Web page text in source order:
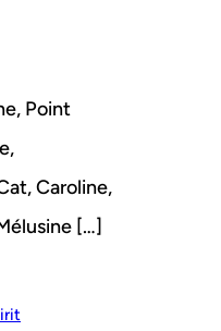
Point
Caroline,
[…]